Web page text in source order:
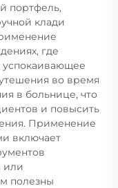
портфель,
клади
где
успокаивающее
во время
в больнице, что
и повысить
Применение
включает
или
полезны